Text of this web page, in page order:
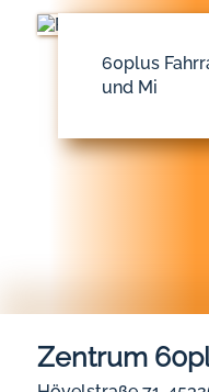
60plus
und Mi
Zentrum